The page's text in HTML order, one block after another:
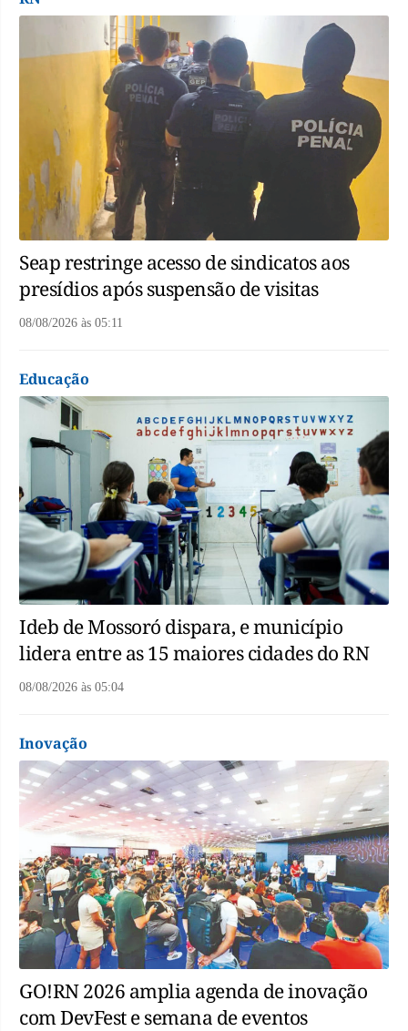
Seap restringe acesso de sindicatos aos
presídios após suspensão de visitas
08/08/2026 às 05:11
Educação
Ideb de Mossoró dispara, e município
lidera entre as 15 maiores cidades do RN
08/08/2026 às 05:04
Inovação
GO!RN 2026 amplia agenda de inovação
com DevFest e semana de eventos